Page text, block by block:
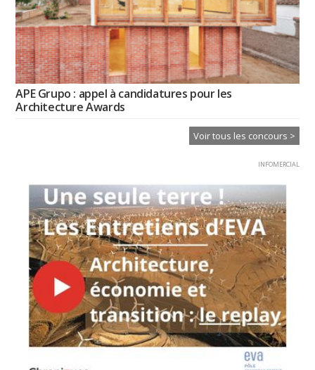
APE Grupo : appel à candidatures pour les
Architecture Awards
Voir tous les concours >
INFOMERCIAL